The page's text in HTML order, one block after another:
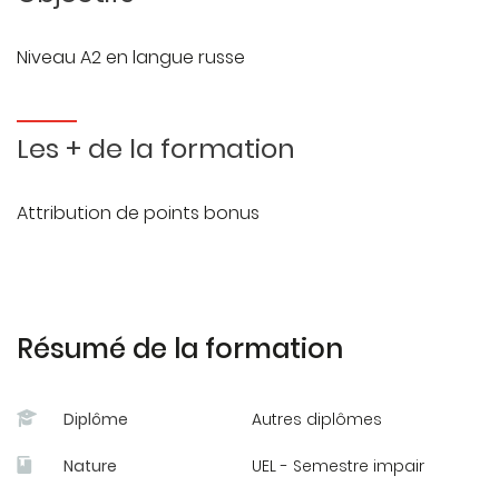
Niveau A2 en langue russe
Les + de la formation
Attribution de points bonus
Résumé de la formation
Diplôme Autres diplômes
Nature UEL - Semestre impair